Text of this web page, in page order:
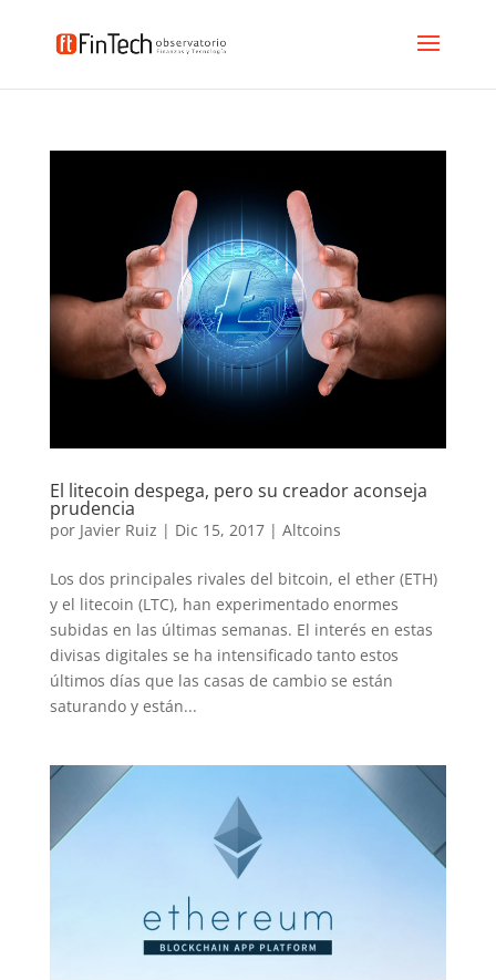
El litecoin despega, pero su creador aconseja
prudencia
por Javier Ruiz | Dic 15, 2017| Altcoins
Los dos principales rivales del bitcoin, el ether (ETH)
y el litecoin (LTC), han experimentado enormes
subidas en las últimas semanas. El interés en estas
divisas digitales se ha intensificado tanto estos
últimos días que las casas de cambio se están
saturando y están...